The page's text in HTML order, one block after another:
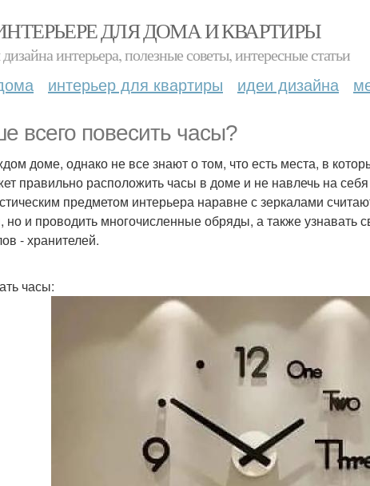
ДЛЯ ДОМА И КВАРТИРЫ
интерьера, полезные советы, интересные статьи
интерьер для квартиры идеи дизайна
всего повесить часы?
доме, однако не все знают о том, что есть места, в
правильно расположить часы в доме и не навлечь на
предметом интерьера наравне с зеркалами
но и проводить многочисленные обряды, а также узнавать
- хранителей.
часы: